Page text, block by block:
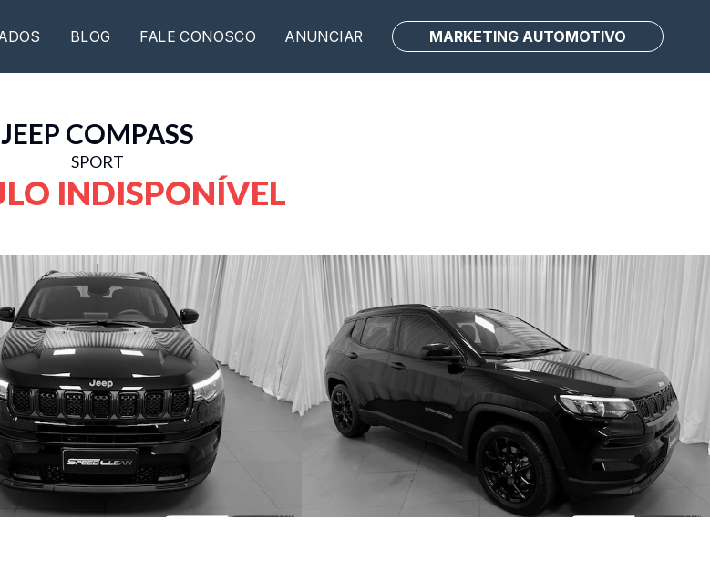
BLOG FALE CONOSCO ANUNCIAR MARKETING AUTOMOTIVO
JEEP COMPASS
SPORT
INDISPONÍVEL